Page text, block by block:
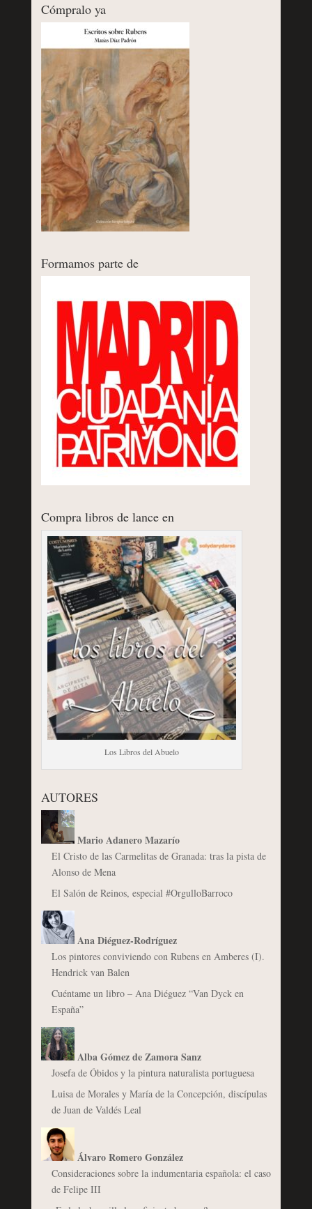
Cómpralo ya
Formamos parte de
Compra libros de lance en
Los Libros del Abuelo
AUTORES
Mario Adanero Mazarío
El Cristo de las Carmelitas de Granada: tras la pista de
Alonso de Mena
El Salón de Reinos, especial #OrgulloBarroco
Ana Diéguez-Rodríguez
Los pintores conviviendo con Rubens en Amberes (I).
Hendrick van Balen
Cuéntame un libro – Ana Diéguez “Van Dyck en
España”
Alba Gómez de Zamora Sanz
Josefa de Óbidos y la pintura naturalista portuguesa
Luisa de Morales y María de la Concepción, discípulas
de Juan de Valdés Leal
Álvaro Romero González
Consideraciones sobre la indumentaria española: el caso
de Felipe III